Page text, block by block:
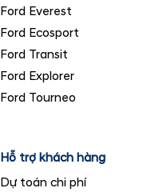
Ford Everest
Ford Ecosport
Ford Transit
Ford Explorer
Ford Tourneo
Hỗ trợ khách hàng
Dự toán chi phí